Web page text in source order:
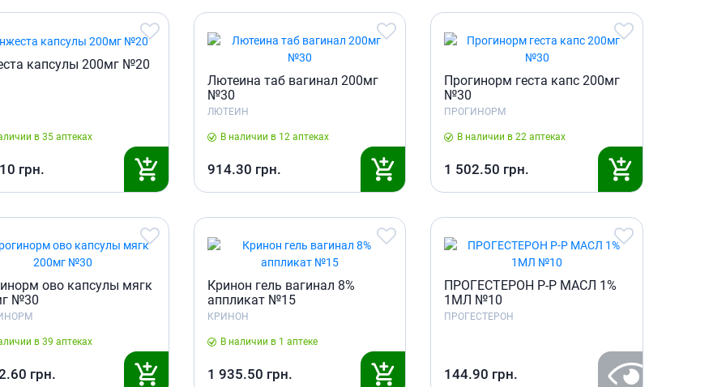
для печени и
пузыря
от гепатита C
препараты
гипофизарные
щитовидной
поджелудочной
от аллергии
от астмы
памяти
Транквилизаторы
Средства от курения и
никотиновой зависимости
Средства от похмелья
Препараты от головокружения
Противоопухолевые
препараты
негормональные препараты
Противоопухолевые
гормональные препараты
Лечение аллергии
Мочеполовая система и
половые гормоны
Лекарства для почек
Препараты для
опорнодвигательного
Противовоспалительные
препараты
Лекарства от подагры
Препараты кальция
Хондропротекторы
Кроветворение и кровь
Препараты от анемии
Кровезаменители
капсулы 200мг №20
в 35 аптеках
грн.
Лютеина таб вагинал 200мг
№30
ЛЮТЕИН
В наличии в 12 аптеках
914.30 грн.
Прогинорм геста капс 200мг
№30
ПРОГИНОРМ
В наличии в 22 аптеках
1 502.50 грн.
ово капсулы мягк
№30
в 39 аптеках
грн.
Кринон гель вагинал 8%
аппликат №15
КРИНОН
В наличии в 1 аптеке
1 935.50 грн.
ПРОГЕСТЕРОН Р-Р МАСЛ 1%
1МЛ №10
ПРОГЕСТЕРОН
144.90 грн.